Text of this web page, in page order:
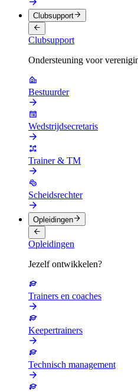
Clubsupport
Clubsupport
Ondersteuning voor
Bestuurder
Wedstrijdsecretaris
Trainer & TM
Scheidsrechter
Opleidingen
Opleidingen
Jezelf ontwikkelen?
Trainers en coaches
Keepertrainers
Technisch management